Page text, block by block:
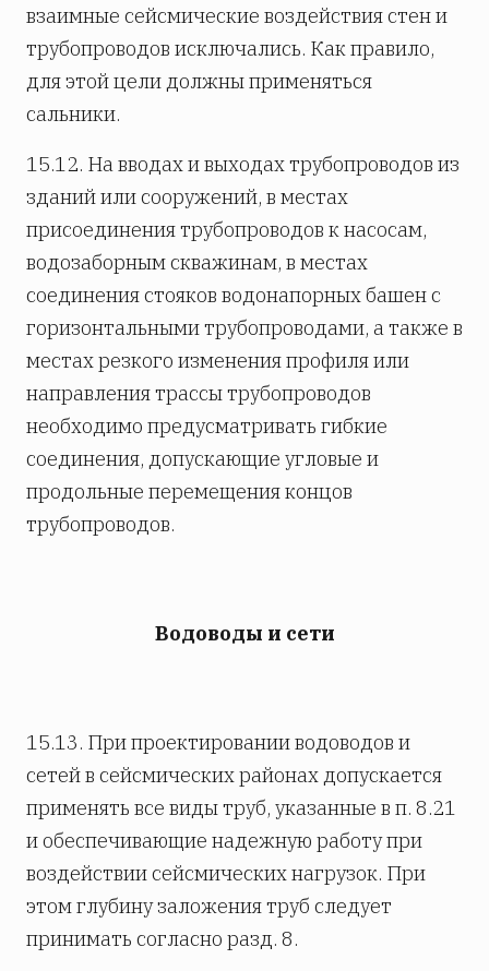
взаимные сейсмические воздействия стен и
трубопроводов исключались. Как правило,
для этой цели должны применяться
сальники.
15.12. На вводах и выходах трубопроводов из
зданий или сооружений, в местах
присоединения трубопроводов к насосам,
водозаборным скважинам, в местах
соединения стояков водонапорных башен с
горизонтальными трубопроводами, а также в
местах резкого изменения профиля или
направления трассы трубопроводов
необходимо предусматривать гибкие
соединения, допускающие угловые и
продольные перемещения концов
трубопроводов.
Водоводы и сети
15.13. При проектировании водоводов и
сетей в сейсмических районах допускается
применять все виды труб, указанные в п. 8.21
и обеспечивающие надежную работу при
воздействии сейсмических нагрузок. При
этом глубину заложения труб следует
принимать согласно разд. 8.